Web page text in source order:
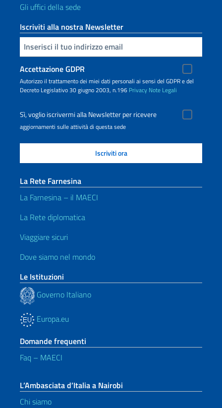
Gli uffici della sede
Iscriviti alla nostra Newsletter
Inserisci la tua email
Accettazione GDPR
Autorizzo il trattamento dei miei dati personali ai sensi del GDPR e del
Decreto Legislativo 30 giugno 2003, n.196 Privacy Note Legali
Sì, voglio iscrivermi alla Newsletter per ricevere
aggiornamenti sulle attività di questa sede
La Rete Farnesina
La Farnesina – il MAECI
La Rete diplomatica
Viaggiare sicuri
Dove siamo nel mondo
Le Istituzioni
Governo Italiano
Europa.eu
Domande frequenti
Faq – MAECI
L’Ambasciata d’Italia a Nairobi
Chi siamo